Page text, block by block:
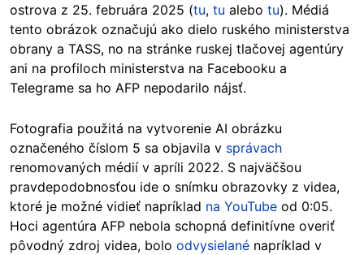
ostrova z 25. februára 2025 (tu, tu alebo tu). Médiá
tento obrázok označujú ako dielo ruského ministerstva
obrany a TASS, no na stránke ruskej tlačovej agentúry
ani na profiloch ministerstva na Facebooku a
Telegrame sa ho AFP nepodarilo nájsť.
Fotografia použitá na vytvorenie AI obrázku
označeného číslom 5 sa objavila v správach
renomovaných médií v apríli 2022. S najväčšou
pravdepodobnosťou ide o snímku obrazovky z videa,
ktoré je možné vidieť napríklad na YouTube od 0:05.
Hoci agentúra AFP nebola schopná definitívne overiť
pôvodný zdroj videa, bolo odvysielané napríklad v